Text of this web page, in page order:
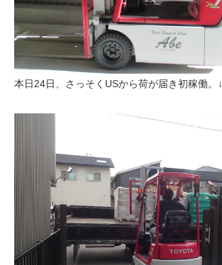
本日24日、さっそくUSから荷が届き初稼働。↓